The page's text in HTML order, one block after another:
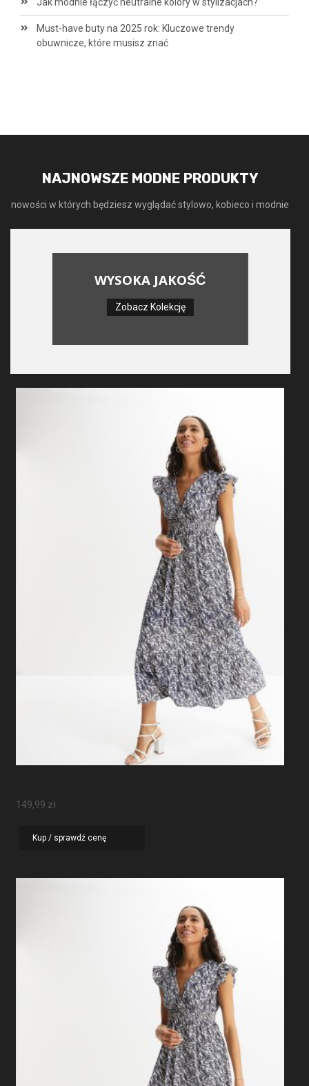
Jak modnie łączyć neutralne kolory w stylizacjach?
Must-have buty na 2025 rok: Kluczowe trendy
obuwnicze, które musisz znać
NAJNOWSZE MODNE PRODUKTY
nowości w których będziesz wyglądać stylowo, kobieco i modnie
WYSOKA JAKOŚĆ
Zobacz Kolekcję
149,99 zł
Kup / sprawdź cenę